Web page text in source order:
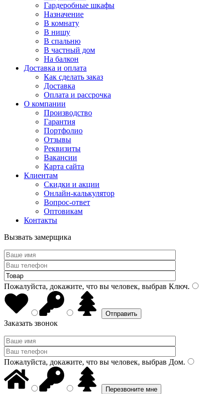
Гардеробные шкафы
Назначение
В комнату
В нишу
В спальню
В частный дом
На балкон
Доставка и оплата
Как сделать заказ
Доставка
Оплата и рассрочка
О компании
Производство
Гарантия
Портфолио
Отзывы
Реквизиты
Вакансии
Карта сайта
Клиентам
Скидки и акции
Онлайн-калькулятор
Вопрос-ответ
Оптовикам
Контакты
Вызвать замерщика
Пожалуйста, докажите, что вы человек, выбрав Ключ.
Заказать звонок
Пожалуйста, докажите, что вы человек, выбрав Дом.